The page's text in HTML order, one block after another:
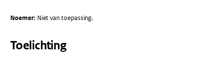
Noemer: Niet van toepassing.
Toelichting